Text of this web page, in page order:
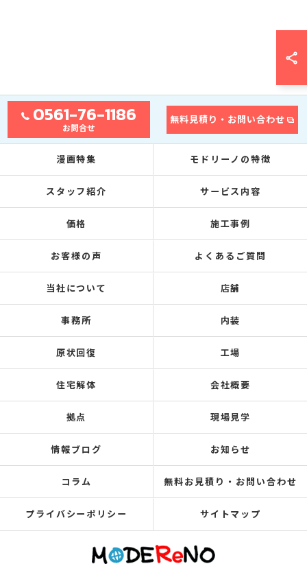
0561-76-1186
お問合せ
無料見積り・お問い合わせ
漫画特集 モドリーノの特徴
スタッフ紹介 サービス内容
価格 施工事例
お客様の声 よくあるご質問
当社について 店舗
事務所 内装
原状回復 工場
住宅解体 会社概要
拠点 現場見学
情報ブログ お知らせ
コラム 無料お見積り・お問い合わせ
プライバシーポリシー サイトマップ